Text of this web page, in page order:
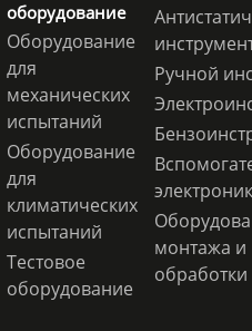
оборудование
Оборудование
для
механических
испытаний
Оборудование
для
климатических
испытаний
Тестовое
оборудование
Ручной
монтажа и
обработки